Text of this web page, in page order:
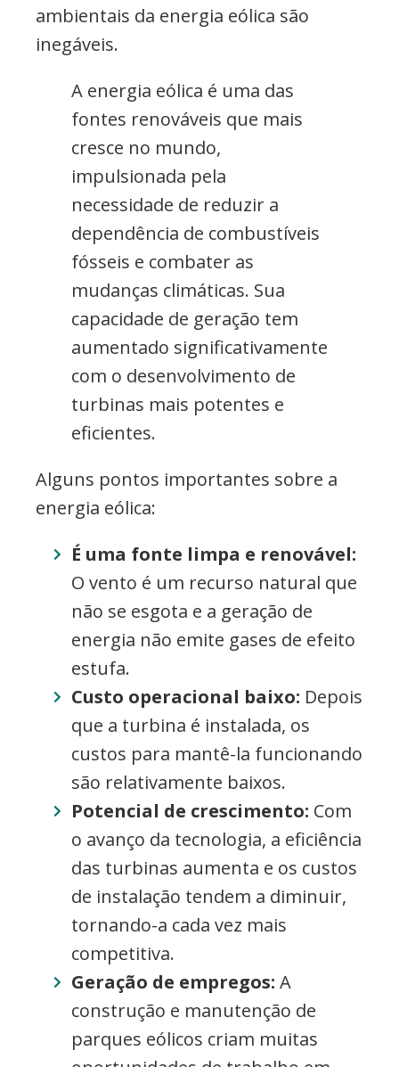
ambientais da energia eólica são
inegáveis.
A energia eólica é uma das
fontes renováveis que mais
cresce no mundo,
impulsionada pela
necessidade de reduzir a
dependência de combustíveis
fósseis e combater as
mudanças climáticas. Sua
capacidade de geração tem
aumentado significativamente
com o desenvolvimento de
turbinas mais potentes e
eficientes.
Alguns pontos importantes sobre a
energia eólica:
É uma fonte limpa e renovável:
O vento é um recurso natural que
não se esgota e a geração de
energia não emite gases de efeito
estufa.
Custo operacional baixo: Depois
que a turbina é instalada, os
custos para mantê-la funcionando
são relativamente baixos.
Potencial de crescimento: Com
o avanço da tecnologia, a eficiência
das turbinas aumenta e os custos
de instalação tendem a diminuir,
tornando-a cada vez mais
competitiva.
Geração de empregos: A
construção e manutenção de
parques eólicos criam muitas